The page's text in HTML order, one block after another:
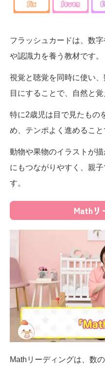
フラッシュカードは、数
や認識力を養う教材です。
視覚と聴覚を同時に使い
目にすることで、自然と覚
特に2歳児は目で見たもの
め、テンポよく進めること
動物や果物のイラストが
にもつながりやすく、親
す。
Mathリ
Mathリーディングは、数